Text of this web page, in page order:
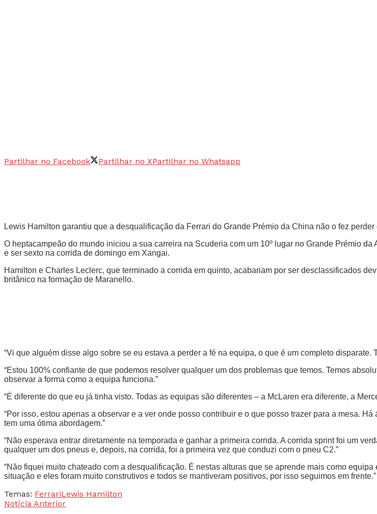
Partilhar no Facebook Partilhar no XPartilhar no Whatsapp
Lewis Hamilton garantiu que a desqualificação da Ferrari do Grande Prémio da China não o fez
O heptacampeão do mundo iniciou a sua carreira na Scuderia com um 10º lugar no Grande Prémio
e ser sexto na corrida de domingo em Xangai.
Hamilton e Charles Leclerc, que terminado a corrida em quinto, acabariam por ser desclassificados
britânico na formação de Maranello.
“Vi que alguém disse algo sobre se eu estava a perder a fé na equipa, o que é um completo disparate.
“Estou 100% confiante de que podemos resolver qualquer um dos problemas que temos. Temos
observar a forma como a equipa funciona.”
“É diferente do que eu já tinha visto. Todas as equipas são diferentes – a McLaren era diferente, a
“Por isso, estou apenas a observar e a ver onde posso contribuir e o que posso trazer para a mesa.
tem uma ótima abordagem.”
“Não esperava entrar diretamente na temporada e ganhar a primeira corrida. A corrida sprint foi um
qualquer um dos pneus e, depois, na corrida, foi a primeira vez que conduzi com o pneu C2.”
“Não fiquei muito chateado com a desqualificação. É nestas alturas que se aprende mais como
situação e eles foram muito construtivos e todos se mantiveram positivos, por isso seguimos em frente.”
Temas: FerrariLewis Hamilton
Notícia Anterior